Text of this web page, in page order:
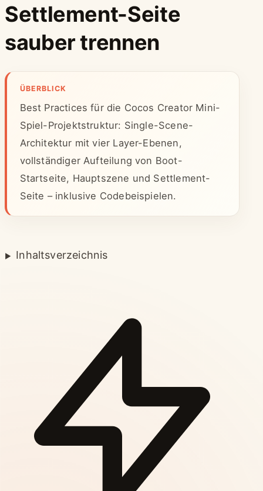
Settlement-Seite
sauber trennen
ÜBERBLICK
Best Practices für die Cocos Creator Mini-
Spiel-Projektstruktur: Single-Scene-
Architektur mit vier Layer-Ebenen,
vollständiger Aufteilung von Boot-
Startseite, Hauptszene und Settlement-
Seite – inklusive Codebeispielen.
Inhaltsverzeichnis